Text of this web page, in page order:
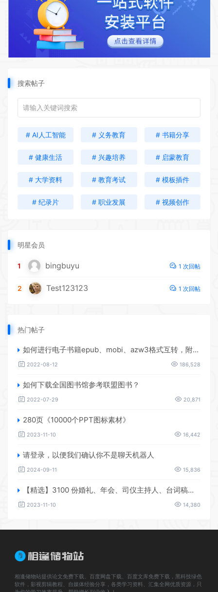
搜索帖子
# AI人工智能 # 义务教育 # 书籍分享
# 健康生活 # 兴趣培养 # 启蒙教育
# 大学资料 # 教育考试 # 模板插件
# 纪录片 # 职业发展 # 视频创作
明星会员
1 bingbuyu 1 次回帖
2 Test123123 1 次回帖
热门帖子
如何进行电子书籍epub、mobi、azw3格式互转，附海量电子书籍资源
2022-08-12 186,528
如何下载全国图书馆参考联盟图书？
2022-07-29 20,871
280页《10000个PPT图标素材》
2023-11-10 16,442
请登录，以便我们确认你不是聊天机器人
2024-09-11 15,836
【精选】3100 份婚礼、年会、司仪主持人、台词稿、节日生日、晚会、开场、开场白素材
2023-11-10 14,380
相逢储物站提供论文免费下载、百度网盘下载、百度文库免费下载，黑科技绿色
软件，影视剪辑教程、自媒体经验分享，各类学习资料、汇集全网优质资源，只